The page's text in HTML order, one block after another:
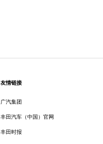
友情链接
广汽集团
丰田汽车（中国）官网
丰田时报